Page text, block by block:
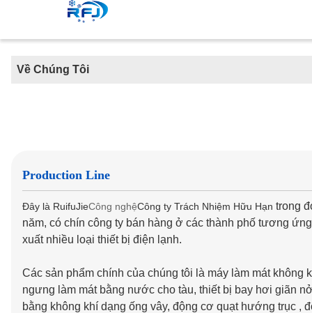
Về Chúng Tôi
Production Line
Đây là RuifuJieCông nghệCông ty Trách Nhiệm Hữu Hạn trong
năm, có chín công ty bán hàng ở các thành phố tương
xuất nhiều loại thiết bị điện lạnh.
Các sản phẩm chính của chúng tôi là máy làm mát
ngưng làm mát bằng nước cho tàu, thiết bị bay hơi giãn
bằng không khí dạng ống vây, động cơ quạt hướng trục